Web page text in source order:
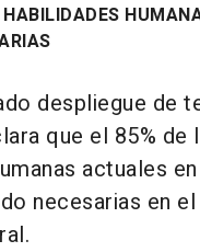
despliegue de
que el 85% de
actuales
necesarias en